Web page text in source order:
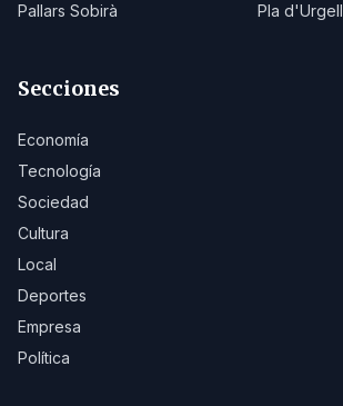
Pallars Sobirà
Pla d'Urgell
Secciones
Economía
Tecnología
Sociedad
Cultura
Local
Deportes
Empresa
Política